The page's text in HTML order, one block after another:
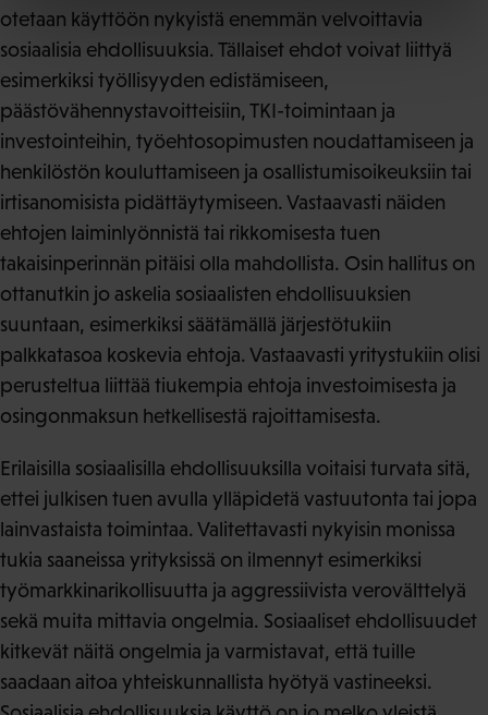
otetaan käyttöön nykyistä enemmän velvoittavia
sosiaalisia ehdollisuuksia. Tällaiset ehdot voivat liittyä
esimerkiksi työllisyyden edistämiseen,
päästövähennystavoitteisiin, TKI-toimintaan ja
investointeihin, työehtosopimusten noudattamiseen ja
henkilöstön kouluttamiseen ja osallistumisoikeuksiin tai
irtisanomisista pidättäytymiseen. Vastaavasti näiden
ehtojen laiminlyönnistä tai rikkomisesta tuen
takaisinperinnän pitäisi olla mahdollista. Osin hallitus on
ottanutkin jo askelia sosiaalisten ehdollisuuksien
suuntaan, esimerkiksi säätämällä järjestötukiin
palkkatasoa koskevia ehtoja. Vastaavasti yritystukiin olisi
perusteltua liittää tiukempia ehtoja investoimisesta ja
osingonmaksun hetkellisestä rajoittamisesta.
Erilaisilla sosiaalisilla ehdollisuuksilla voitaisi turvata sitä,
ettei julkisen tuen avulla ylläpidetä vastuutonta tai jopa
lainvastaista toimintaa. Valitettavasti nykyisin monissa
tukia saaneissa yrityksissä on ilmennyt esimerkiksi
työmarkkinarikollisuutta ja aggressiivista verovälttelyä
sekä muita mittavia ongelmia. Sosiaaliset ehdollisuudet
kitkevät näitä ongelmia ja varmistavat, että tuille
saadaan aitoa yhteiskunnallista hyötyä vastineeksi.